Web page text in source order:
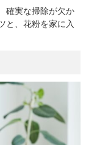
確実な掃除が欠か
と、花粉を家に入